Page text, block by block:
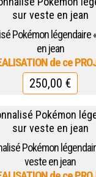
Pokémon légendaire
en jean
250,00 €
Pokémon
veste en jean